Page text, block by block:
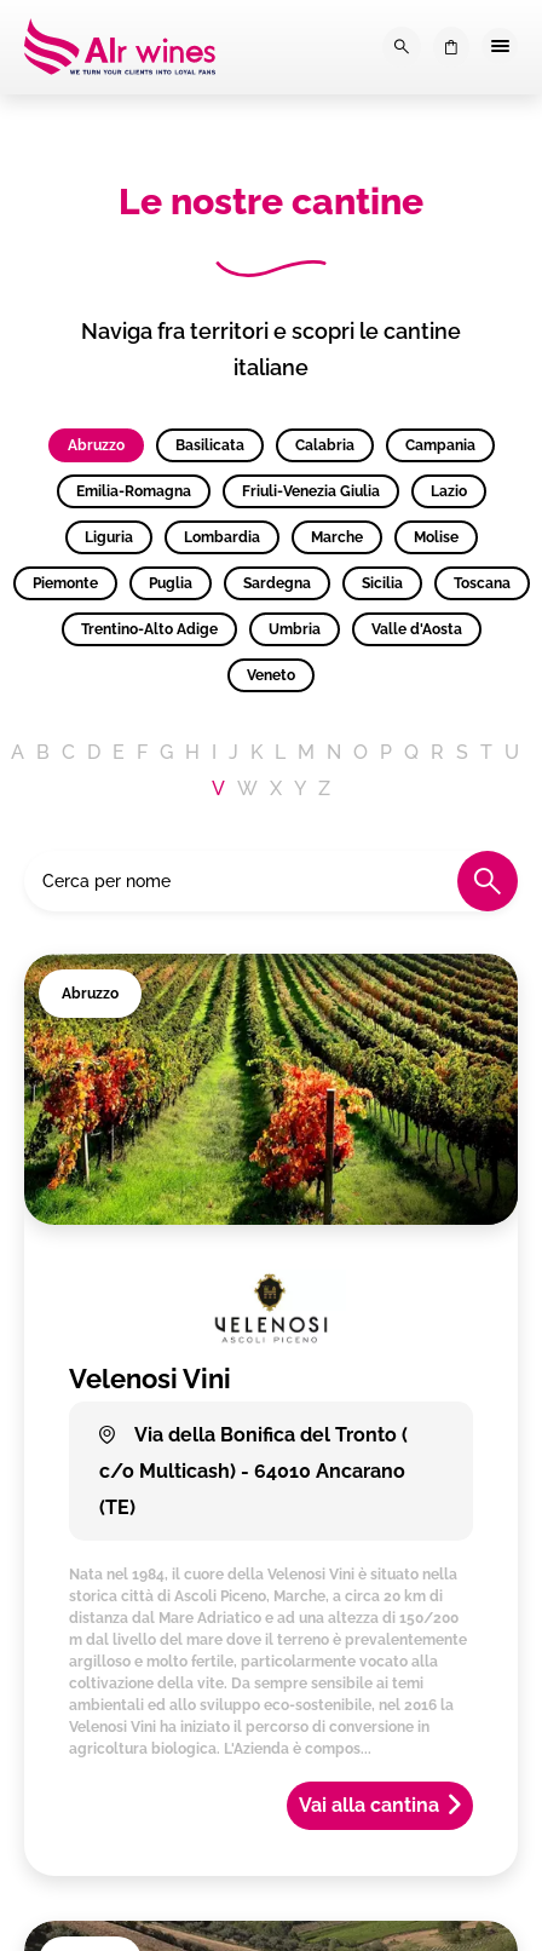
Dalla loro vendemmia, alla
Le nostre cantine
Naviga fra territori e scopri le cantine
italiane
Abruzzo Basilicata Calabria Campania
Emilia-Romagna Friuli-Venezia Giulia Lazio
Liguria Lombardia Marche Molise
Piemonte Puglia Sardegna Sicilia Toscana
Trentino-Alto Adige Umbria Valle d'Aosta
Veneto
A B C D E F G H J K L M N O P Q R S T U
V W X Y Z
Abruzzo
Velenosi Vini
Via della Bonifica del Tronto (
c/o Multicash) - 64010 Ancarano
(TE)
Vai alla cantina
Nata nel 1984, il cuore della Velenosi Vini è situato nella
storica città di Ascoli Piceno, Marche, a circa 20 km di
distanza dal Mare Adriatico e ad una altezza di 150/200
m dal livello del mare dove il terreno è prevalentemente
argilloso e molto fertile, particolarmente vocato alla
coltivazione della vite. Da sempre sensibile ai temi
ambientali ed allo sviluppo eco-sostenibile, nel 2016 la
Velenosi Vini ha iniziato il percorso di conversione in
agricoltura biologica. L'Azienda è compos...